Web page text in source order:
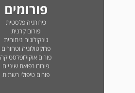
פורומים
כירורגיה פלסטית
פורום קרנית
גינקולוגיה ניתוחית
פרוקטולוגיה וטחורים
פורום אוקולופלסטיקה
פורום רפואת שיניים
פורום טיפולי רשתית